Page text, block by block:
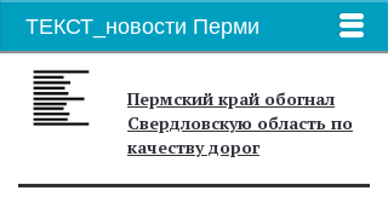
ТЕКСТ_новости Перми
Пермский край обогнал
Свердловскую область по
качеству дорог